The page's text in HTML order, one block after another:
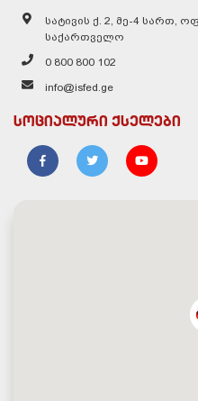
სატივის ქ. 2, მე-4 სართ,
საქართველო
0 800 800 102
info@isfed.ge
სოციალური ქსელები